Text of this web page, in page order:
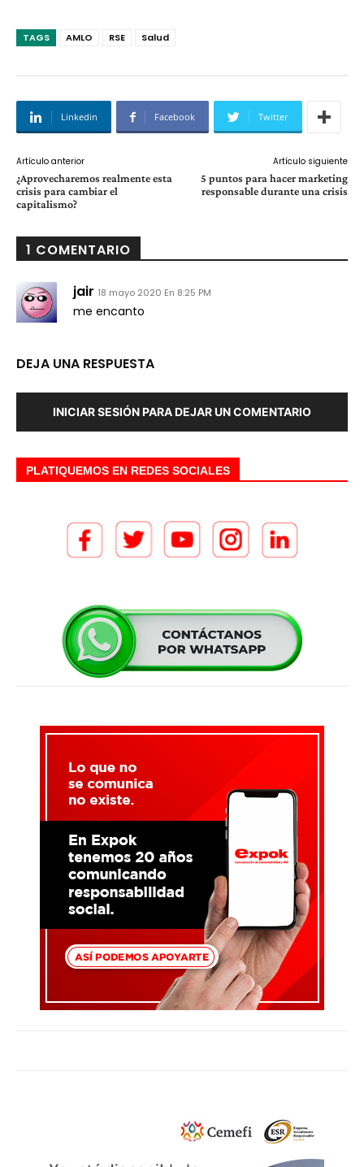
TAGS AMLO RSE Salud
Linkedin Facebook Twitter
Artículo anterior
¿Aprovecharemos realmente esta
crisis para cambiar el
capitalismo?
Artículo siguiente
5 puntos para hacer marketing
responsable durante una crisis
1 COMENTARIO
jair 18 mayo 2020 En 8:25 PM
me encanto
DEJA UNA RESPUESTA
INICIAR SESIÓN PARA DEJAR UN COMENTARIO
PLATIQUEMOS EN REDES SOCIALES